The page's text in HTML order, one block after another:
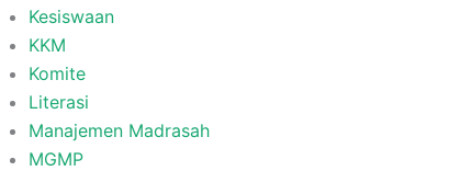
Kesiswaan
KKM
Komite
Literasi
Manajemen Madrasah
MGMP